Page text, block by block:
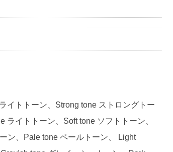
イトトーン、Strong tone ストロングトー
ライトトーン、Soft tone ソフトトーン、
ン、Pale tone ペールトーン、 Light